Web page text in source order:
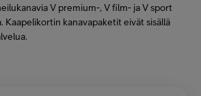
V premium-, V film- ja V sport
Kaapelikortin kanavapaketit eivät sisällä